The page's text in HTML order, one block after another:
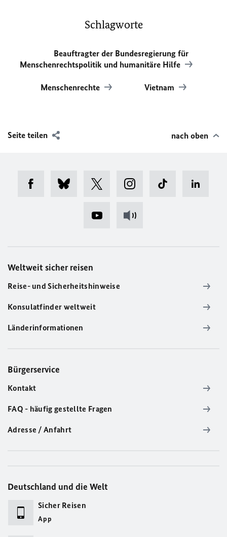
Schlagworte
Beauftragter der Bundesregierung für
Menschenrechtspolitik und humanitäre Hilfe
Menschenrechte Vietnam
Seite teilen nach oben
Weltweit sicher reisen
Reise- und Sicherheitshinweise
Konsulatfinder weltweit
Länderinformationen
Bürgerservice
Kontakt
FAQ - häufig gestellte Fragen
Adresse / Anfahrt
Deutschland und die Welt
Sicher Reisen
App